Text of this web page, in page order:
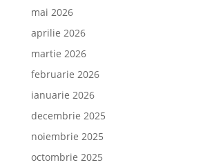
mai 2026
aprilie 2026
martie 2026
februarie 2026
ianuarie 2026
decembrie 2025
noiembrie 2025
octombrie 2025